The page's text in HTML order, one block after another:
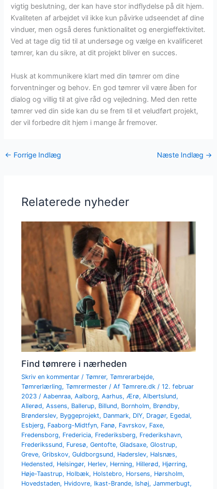
vigtig beslutning, der kan have stor indflydelse på dit hjem.
Kvaliteten af arbejdet vil ikke kun påvirke udseendet af dine
vinduer, men også deres funktionalitet og energieffektivitet.
Ved at tage dig tid til at undersøge og vælge en kvalificeret
tømrer, kan du sikre, at dit projekt bliver en succes.
Husk at kommunikere klart med din tømrer om dine
forventninger og behov. En god tømrer vil være åben for
dialog og villig til at give råd og vejledning. Med den rette
tømrer ved din side kan du se frem til et veludført projekt,
der vil forbedre dit hjem i mange år fremover.
← Forrige Indlæg Næste Indlæg →
Relaterede nyheder
Find tømrere i nærheden
Skriv en kommentar /Tømrer,Tømrerarbejde,
Tømrerlærling,Tømrermester / AfTømrere.dk/12. februar
2023/Aabenraa,Aalborg,Aarhus,Ærø,Albertslund,
Allerød,Assens, Ballerup, Billund, Bornholm, Brøndby,
Brønderslev, Byggeprojekt, Danmark, DIY, Dragør, Egedal,
Esbjerg, Faaborg-Midtfyn, Fanø, Favrskov, Faxe,
Fredensborg, Fredericia, Frederiksberg, Frederikshavn,
Frederikssund, Furesø,Gentofte,Gladsaxe,Glostrup,
Greve,Gribskov,Guldborgsund, Haderslev, Halsnæs,
Hedensted, Helsingør, Herlev, Herning, Hillerød, Hjørring,
Høje-Taastrup, Holbæk, Holstebro, Horsens, Hørsholm,
Hovedstaden, Hvidovre, Ikast-Brande, Ishøj,Jammerbugt,